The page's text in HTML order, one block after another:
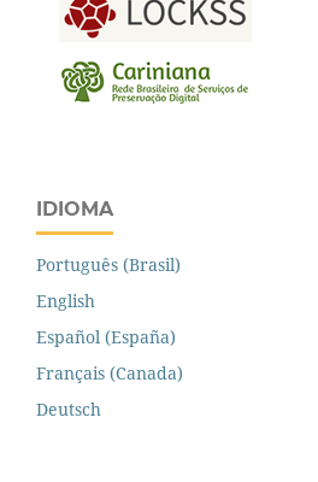
IDIOMA
Português (Brasil)
English
Español (España)
Français (Canada)
Deutsch